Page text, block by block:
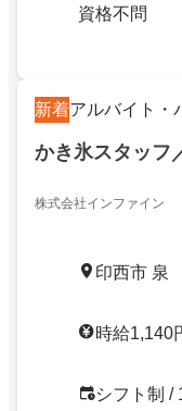
資格不問
新着アルバイト・
かき氷スタッフ
株式会社インファイン
印西市 泉
時給1,140
シフト制 /